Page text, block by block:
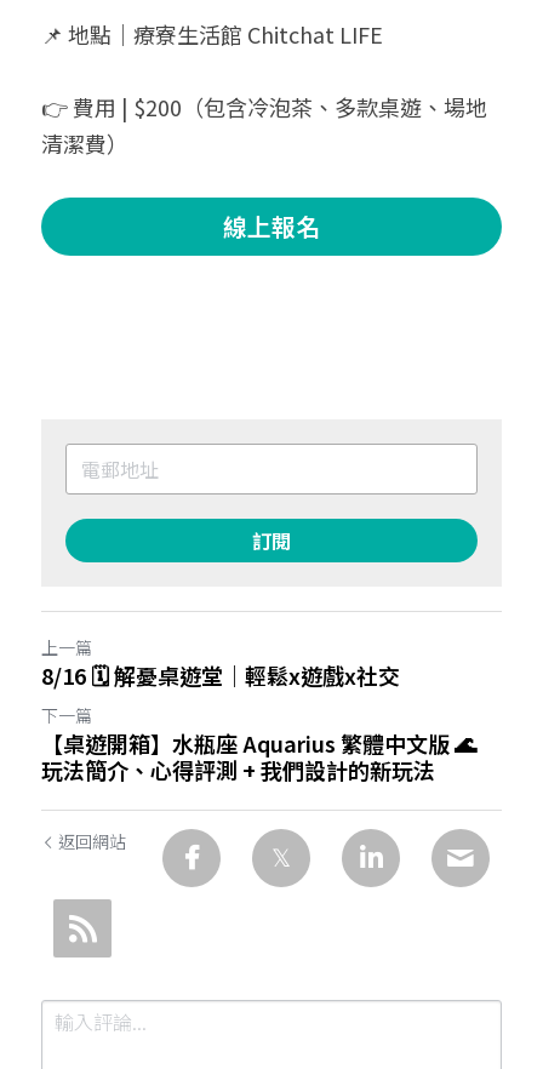
📌 地點｜療寮生活館 Chitchat LIFE
👉 費用 | $200（包含冷泡茶、多款桌遊、場地
清潔費）
線上報名
訂閱
上一篇
8/16 🗓️ 解憂桌遊堂｜輕鬆x遊戲x社交
下一篇
【桌遊開箱】水瓶座 Aquarius 繁體中文版 🌊
玩法簡介、心得評測 + 我們設計的新玩法
返回網站